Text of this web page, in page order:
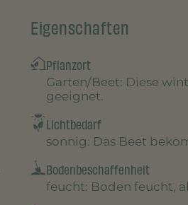
Eigenschaften
Pflanzort
Garten/Beet: Diese
geeignet.
Lichtbedarf
sonnig: Das Beet
Bodenbeschaffenheit
feucht: Boden feucht,